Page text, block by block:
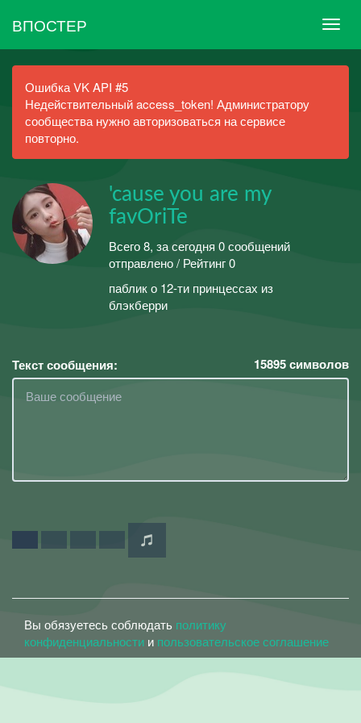
ВПОСТЕР
Ошибка VK API #5
Недействительный access_token! Администратору
сообщества нужно авторизоваться на сервисе
повторно.
'cause you are my
favOriTe
Всего 8, за сегодня 0 сообщений
отправлено / Рейтинг 0
паблик о 12-ти принцессах из
блэкберри
Текст сообщения: 15895символов
Вы обязуетесь соблюдать политику
конфиденциальности и пользовательское соглашение